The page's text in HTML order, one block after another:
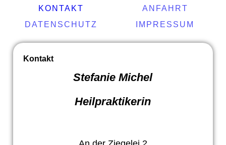
KONTAKT
ANFAHRT
DATENSCHUTZ
IMPRESSUM
Kontakt
Stefanie Michel
Heilpraktikerin